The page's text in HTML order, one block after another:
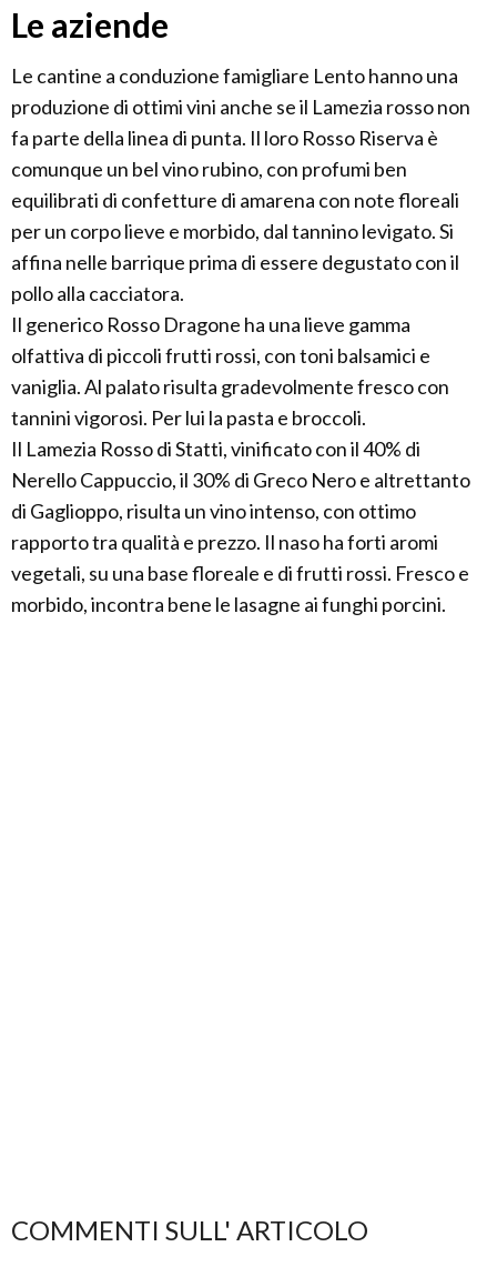
Le aziende
Le cantine a conduzione famigliare Lento hanno una
produzione di ottimi vini anche se il Lamezia rosso non
fa parte della linea di punta. Il loro Rosso Riserva è
comunque un bel vino rubino, con profumi ben
equilibrati di confetture di amarena con note floreali
per un corpo lieve e morbido, dal tannino levigato. Si
affina nelle barrique prima di essere degustato con il
pollo alla cacciatora.
Il generico Rosso Dragone ha una lieve gamma
olfattiva di piccoli frutti rossi, con toni balsamici e
vaniglia. Al palato risulta gradevolmente fresco con
tannini vigorosi. Per lui la pasta e broccoli.
Il Lamezia Rosso di Statti, vinificato con il 40% di
Nerello Cappuccio, il 30% di Greco Nero e altrettanto
di Gaglioppo, risulta un vino intenso, con ottimo
rapporto tra qualità e prezzo. Il naso ha forti aromi
vegetali, su una base floreale e di frutti rossi. Fresco e
morbido, incontra bene le lasagne ai funghi porcini.
COMMENTI SULL' ARTICOLO